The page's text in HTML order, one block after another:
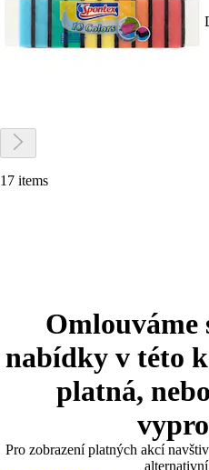
17 items
Omlouváme
nabídky v této
platná,
Pro zobrazení platných akcí